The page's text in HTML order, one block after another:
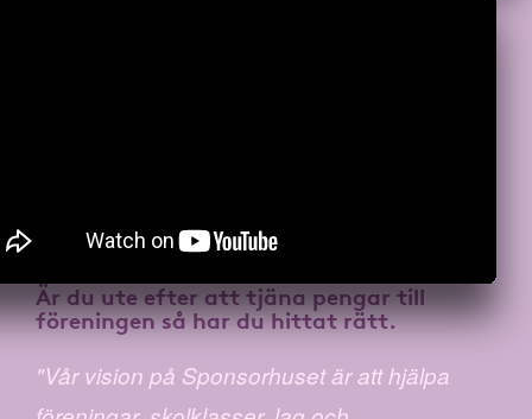
Är du ute efter atttjäna pengar till
föreningenså har du hittat rätt.
"Vår vision på Sponsorhuset är att hjälpa